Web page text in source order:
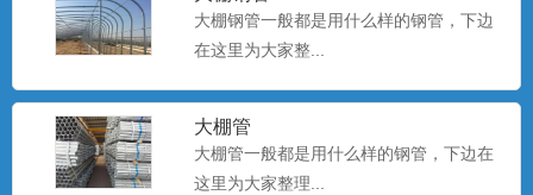
大棚钢管一般都是用什么样的钢管，下边
在这里为大家整...
大棚管
大棚管一般都是用什么样的钢管，下边在
这里为大家整理...
科学的种植方式。...
种植大棚
大棚种植是一种种植技术，该技术是一种
科学的种植方式。...